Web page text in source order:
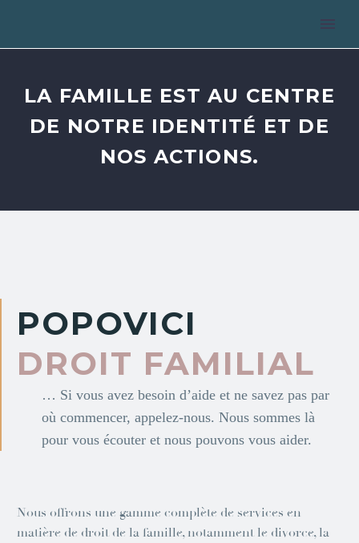
LA FAMILLE EST AU CENTRE
DE NOTRE IDENTITÉ ET DE
NOS ACTIONS.
POPOVICI
DROIT FAMILIAL
… Si vous avez besoin d’aide et ne savez pas par
où commencer, appelez-nous. Nous sommes là
pour vous écouter et nous pouvons vous aider.
Nous offrons une gamme complète de services en
matière de droit de la famille, notamment le divorce, la